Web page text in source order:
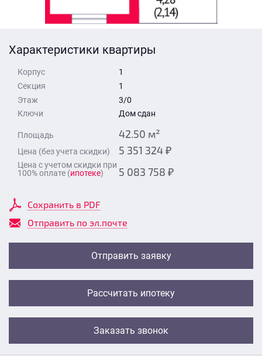
Характеристики квартиры
Корпус
1
Секция
1
Этаж
3/0
Ключи
Дом сдан
Площадь 42.50 м²
Цена (без учета скидки) 5 351 324 ₽
Цена с учетом скидки при
100% оплате (ипотеке) 5 083 758 ₽
Сохранить в PDF
Отправить по эл.почте
Отправить заявку
Рассчитать ипотеку
Заказать звонок
Отправить
Отправить